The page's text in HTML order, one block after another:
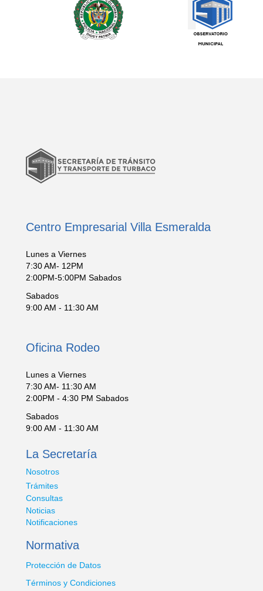
Centro Empresarial Villa Esmeralda
Lunes a Viernes
7:30 AM- 12PM
2:00PM-5:00PM Sabados
Sabados
9:00 AM - 11:30 AM
Oficina Rodeo
Lunes a Viernes
7:30 AM- 11:30 AM
2:00PM - 4:30 PM Sabados
Sabados
9:00 AM - 11:30 AM
La Secretaría
Nosotros
Trámites
Consultas
Noticias
Notificaciones
Normativa
Protección de Datos
Términos y Condiciones